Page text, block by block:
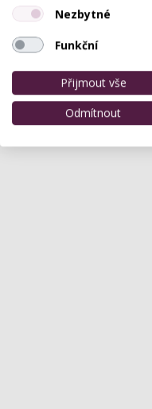
Nezbytné
Funkční
Přijmout vše
Odmítnout